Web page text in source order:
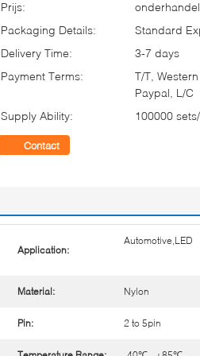
Prijs:
Packaging Details:
Standard
Delivery Time:
3-7 days
Payment Terms:
T/T, Western
Paypal, L/C
Supply Ability:
100000
Contact
Application:
Automotive,LED
Material: Nylon
Pin: 2 to 5pin